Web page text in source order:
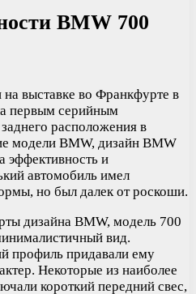
BMW 700
выставке во Франкфурте в
первым серийным
расположения в
модели BMW, дизайн BMW
эффективность и
автомобиль имел
но был далек от роскоши.
дизайна BMW, модель 700
вид.
профиль придавали ему
Некоторые из наиболее
короткий передний свес,